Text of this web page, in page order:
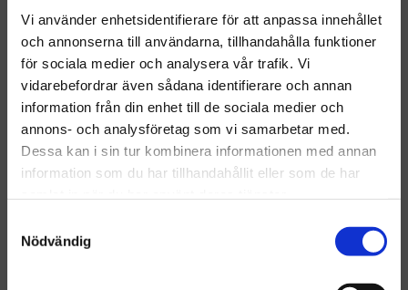
Vi använder enhetsidentifierare för att anpassa innehållet
och annonserna till användarna, tillhandahålla funktioner
för sociala medier och analysera vår trafik. Vi
vidarebefordrar även sådana identifierare och annan
information från din enhet till de sociala medier och
annons- och analysföretag som vi samarbetar med.
Dessa kan i sin tur kombinera informationen med annan
information som du har tillhandahållit eller som de har
Nödvändig